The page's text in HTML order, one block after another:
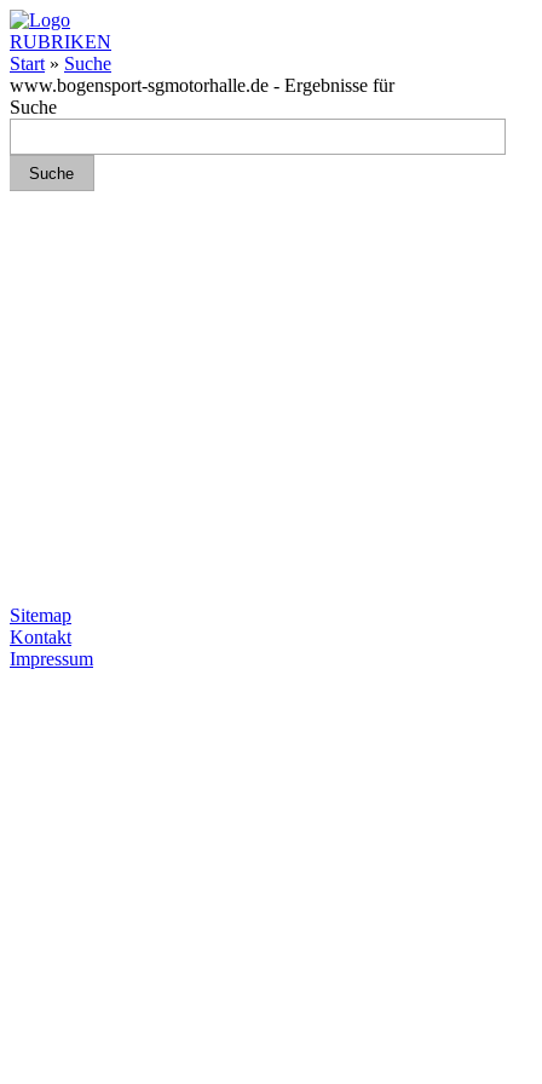
RUBRIKEN
Start » Suche
www.bogensport-sgmotorhalle.de - Ergebnisse für
Suche
Sitemap
Kontakt
Impressum